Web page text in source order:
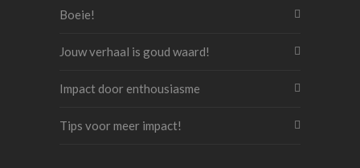
Boeie!
Jouw verhaal is goud waard!
Impact door enthousiasme
Tips voor meer impact!